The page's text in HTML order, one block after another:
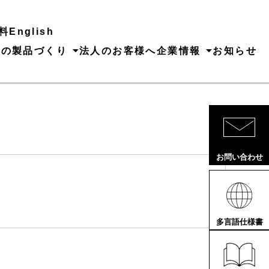
English
製品づくり 法人のお客様へ企業情報 お知らせ
お問い合わせ
多言語仕様書